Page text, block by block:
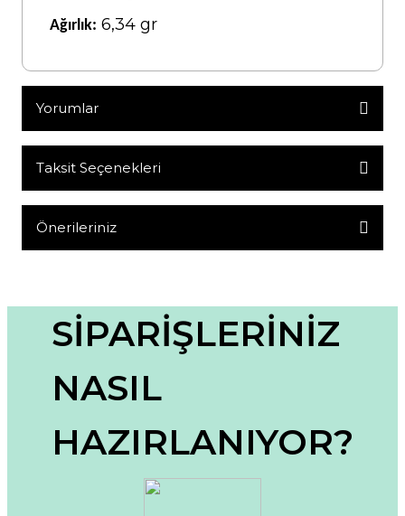
Ağırlık: 6,34 gr
Yorumlar
Bu ürüne ilk yorumu siz yapın!
Taksit Seçenekleri
Önerileriniz
Görüş ve önerileriniz için teşekkür ederiz.
Ürün resmi kalitesiz, bozuk veya görüntülenemiyor.
Ürün açıklamasında eksik bilgiler bulunuyor.
Ürün fiyatı diğer sitelerden daha pahalı.
Bu ürüne benzer farklı alternatifler olmalı.
SİPARİŞLERİNİZ
NASIL
HAZIRLANIYOR?